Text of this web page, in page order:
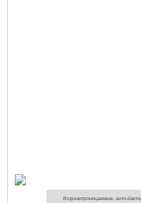
Водонепроницаемые, анти-